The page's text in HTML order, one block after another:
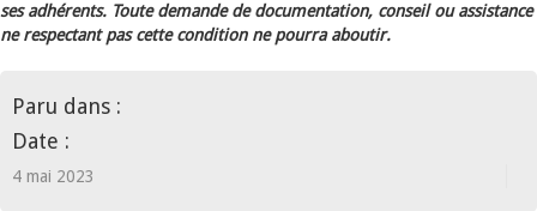
ses adhérents. Toute demande de documentation, conseil ou assistance
ne respectant pas cette condition ne pourra aboutir.
Paru dans :
Date :
4 mai 2023